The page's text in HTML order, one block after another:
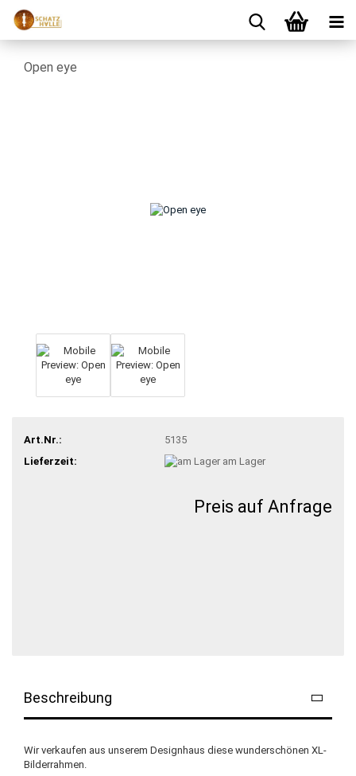
Open eye
Art.Nr.:
5135
Lieferzeit:
am Lager
Preis auf Anfrage
Beschreibung
Wir verkaufen aus unserem Designhaus diese wunderschönen XL-
Bilderrahmen.